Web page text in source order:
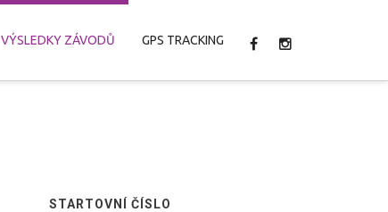
VÝSLEDKY ZÁVODŮ GPS TRACKING
STARTOVNÍ ČÍSLO